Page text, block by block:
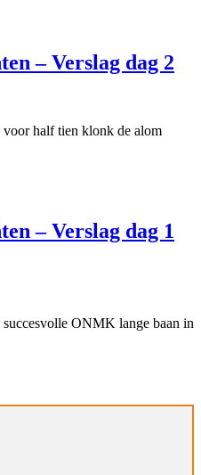
– Verslag dag 2
half tien klonk de alom
– Verslag dag 1
ONMK lange baan in